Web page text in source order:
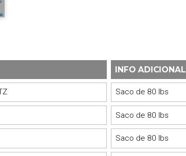
INFO ADICIONAL
Saco de 80 lbs
Saco de 80 lbs
Saco de 80 lbs